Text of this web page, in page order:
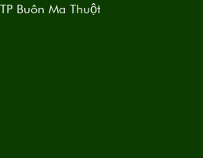
Buôn Ma Thuột